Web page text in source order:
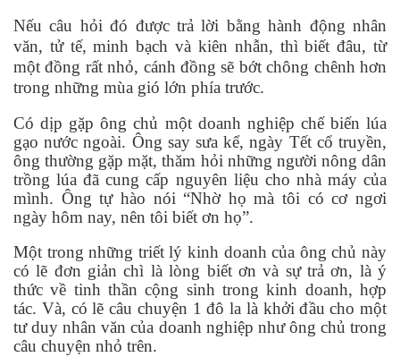
Nếu câu hỏi đó được trả lời bằng hành động nhân
văn, tử tế, minh bạch và kiên nhẫn, thì biết đâu, từ
một đồng rất nhỏ, cánh đồng sẽ bớt chông chênh hơn
trong những mùa gió lớn phía trước.
Có dịp gặp ông chủ một doanh nghiệp chếbiến lúa
gạo nước ngoài. Ông say sưa kể, ngày Tết cổ truyền,
ông thường gặp mặt, thăm hỏi những người nông dân
trồng lúa đã cung cấp nguyên liệu cho nhà máy của
mình. Ông tựhào nói “Nhờhọ mà tôi có cơ ngơi
ngày hôm nay, nên tôi biết ơn họ”.
Một trong những triết lý kinh doanh của ông chủ này
có lẽ đơn giản chì là lòng biết ơn và sựtrảơn, là ý
thức về tinh thần cộng sinh trong kinh doanh, hợp
tác. Và, có lẽ câu chuyện 1 đô la là khởi đầu cho một
tư duy nhân văn của doanh nghiệp như ông chủ trong
câu chuyện nhỏ trên.